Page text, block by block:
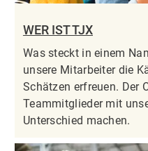
WER IST TJX
Was steckt in einem
unsere Mitarbeiter die
Schätzen erfreuen. Der
Teammitglieder mit
Unterschied machen.